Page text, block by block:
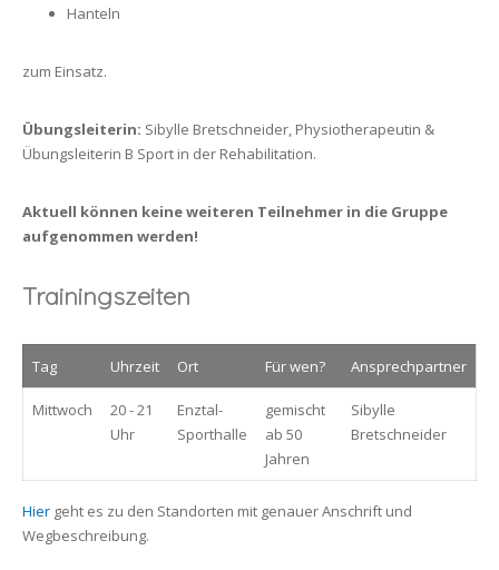
Hanteln
zum Einsatz.
Übungsleiterin: Sibylle Bretschneider, Physiotherapeutin &
Übungsleiterin B Sport in der Rehabilitation.
Aktuell können keine weiteren Teilnehmer in die Gruppe
aufgenommen werden!
Trainingszeiten
Tag Uhrzeit Ort Für wen? Ansprechpartner
Mittwoch
20 - 21
Uhr
Enztal-
Sporthalle
gemischt
ab 50
Jahren
Sibylle
Bretschneider
Hier geht es zu den Standorten mit genauer Anschrift und
Wegbeschreibung.